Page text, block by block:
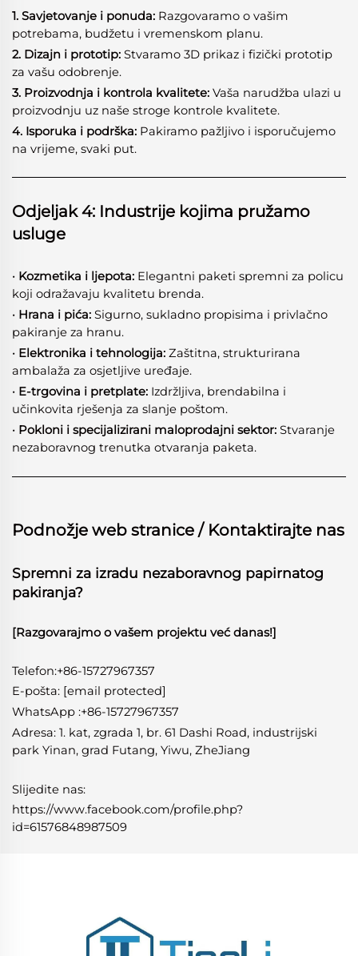
1. Savjetovanje i ponuda: Razgovaramo o vašim
potrebama, budžetu i vremenskom planu.
2. Dizajn i prototip: Stvaramo 3D prikaz i fizički prototip
za vašu odobrenje.
3. Proizvodnja i kontrola kvalitete: Vaša narudžba ulazi u
proizvodnju uz naše stroge kontrole kvalitete.
4. Isporuka i podrška: Pakiramo pažljivo i isporučujemo
na vrijeme, svaki put.
Odjeljak 4: Industrije kojima pružamo
usluge
· Kozmetika i ljepota: Elegantni paketi spremni za policu
koji odražavaju kvalitetu brenda.
· Hrana i pića: Sigurno, sukladno propisima i privlačno
pakiranje za hranu.
· Elektronika i tehnologija: Zaštitna, strukturirana
ambalaža za osjetljive uređaje.
· E-trgovina i pretplate: Izdržljiva, brendabilna i
učinkovita rješenja za slanje poštom.
· Pokloni i specijalizirani maloprodajni sektor: Stvaranje
nezaboravnog trenutka otvaranja paketa.
Podnožje web stranice / Kontaktirajte nas
Spremni za izradu nezaboravnog papirnatog
pakiranja?
[Razgovarajmo o vašem projektu već danas!]
Telefon:+86-15727967357
E-pošta: [email protected]
WhatsApp :+86-15727967357
Adresa: 1. kat, zgrada 1, br. 61 Dashi Road, industrijski
park Yinan, grad Futang, Yiwu, ZheJiang
Slijedite nas:
https://www.facebook.com/profile.php?
id=61576848987509